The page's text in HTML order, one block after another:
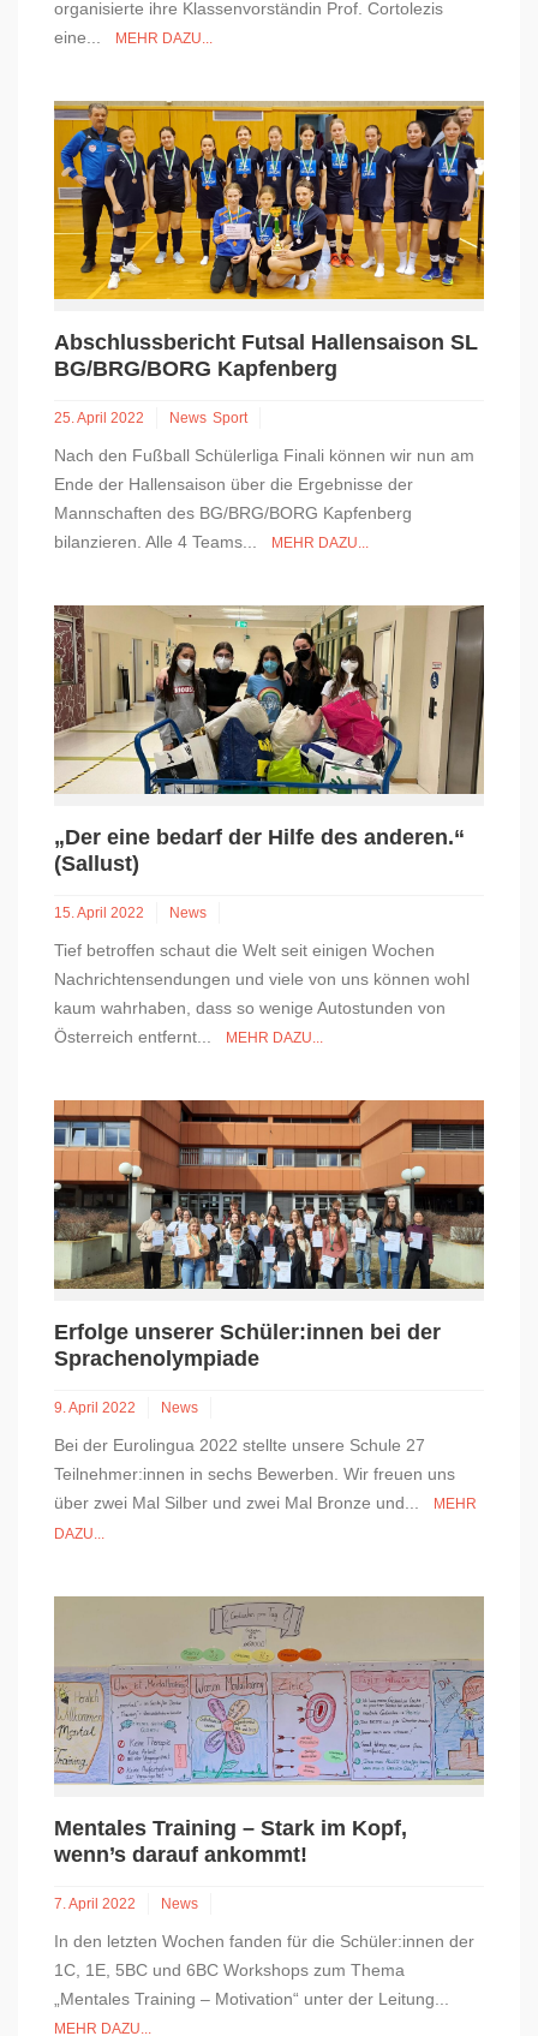
organisierte ihre Klassenvorständin Prof. Cortolezis
eine...
MEHR DAZU...
Abschlussbericht Futsal Hallensaison SL
BG/BRG/BORG Kapfenberg
25. April 2022 News Sport
Nach den Fußball Schülerliga Finali können wir nun am
Ende der Hallensaison über die Ergebnisse der
Mannschaften des BG/BRG/BORG Kapfenberg
bilanzieren. Alle 4 Teams...
MEHR DAZU...
„Der eine bedarf der Hilfe des anderen.“
(Sallust)
15. April 2022 News
Tief betroffen schaut die Welt seit einigen Wochen
Nachrichtensendungen und viele von uns können wohl
kaum wahrhaben, dass so wenige Autostunden von
Österreich entfernt...
MEHR DAZU...
Erfolge unserer Schüler:innen bei der
Sprachenolympiade
9. April 2022 News
Bei der Eurolingua 2022 stellte unsere Schule 27
Teilnehmer:innen in sechs Bewerben. Wir freuen uns
über zwei Mal Silber und zwei Mal Bronze und...
MEHR
DAZU...
Mentales Training – Stark im Kopf,
wenn’s darauf ankommt!
7. April 2022 News
In den letzten Wochen fanden für die Schüler:innen der
1C, 1E, 5BC und 6BC Workshops zum Thema
„Mentales Training – Motivation“ unter der Leitung...
MEHR DAZU...